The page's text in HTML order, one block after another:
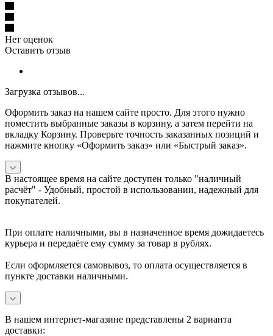
Нет оценок
Оставить отзыв
Загрузка отзывов...
Оформить заказ на нашем сайте просто. Для этого нужно
поместить выбранные заказы в корзину, а затем перейти на
вкладку Корзину. Проверьте точность заказанных позиций и
нажмите кнопку «Оформить заказ» или «Быстрый заказ».
В настоящее время на сайте доступен только "наличный
расчёт" - Удобный, простой в использовании, надежный для
покупателей.
При оплате наличными, вы в назначенное время дожидаетесь
курьера и передаёте ему сумму за товар в рублях.
Если оформляется самовывоз, то оплата осуществляется в
пункте доставки наличными.
В нашем интернет-магазине представлены 2 варианта
доставки: